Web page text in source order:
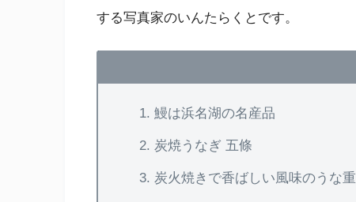
する写真家のいんたらくとです。
鰻は浜名湖の名産品
炭焼うなぎ 五條
炭火焼きで香ばしい風味のうな重